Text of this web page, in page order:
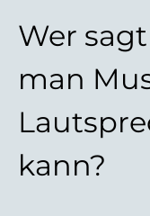
Wer
man
kann?